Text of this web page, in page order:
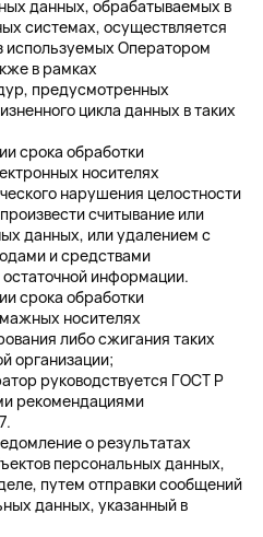
данных, обрабатываемых в
системах, осуществляется
используемых Оператором
в рамках
предусмотренных
цикла данных в таких
срока обработки
носителях
нарушения целостности
считывание или
данных, или удалением с
и средствами
информации.
срока обработки
носителях
либо сжигания таких
организации;
руководствуется ГОСТ Р
рекомендациями
о результатах
персональных данных,
путем отправки сообщений
данных, указанный в